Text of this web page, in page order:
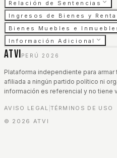
Relación de Sentencias
Ingresos de Bienes y
Bienes Muebles e
Información Adicional
ATVI PERÚ 2026
Plataforma independiente para
afiliada a ningún partido político ni
información es referencial y no tiene
AVISO LEGAL TÉRMINOS DE USO
© 2026 ATVI